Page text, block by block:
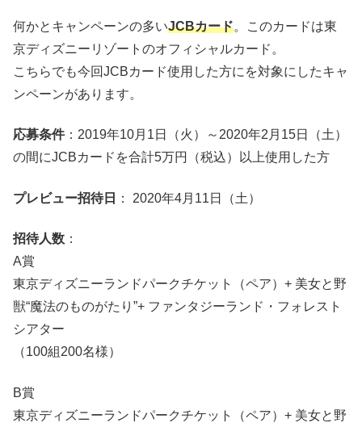
何かとキャンペーンの多いJCBカード。このカードは東
京ディズニーリゾートのオフィシャルカード。
こちらでも今回JCBカード使用した方にを対象にしたキャ
ンペーンがあります。
応募条件：2019年10月1日（火）～2020年2月15日（土）
の間にJCBカードを合計5万円（税込）以上使用した方
プレビュー招待日 ： 2020年4月11日（土）
招待人数 ：
A賞
東京ディズニーランドパークチケット（ペア）+ 美女と野
獣“魔法のものがたり”+ ファンタジーランド・フォレスト
シアター
（100組200名様）
B賞
東京ディズニーランドパークチケット（ペア）+ 美女と野